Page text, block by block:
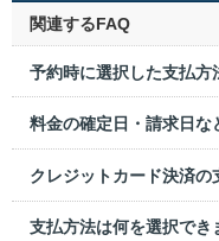
関連するFAQ
クレジットカード決済の
支払方法は何を選択でき